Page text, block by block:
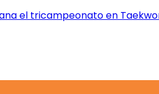
el tricampeonato en